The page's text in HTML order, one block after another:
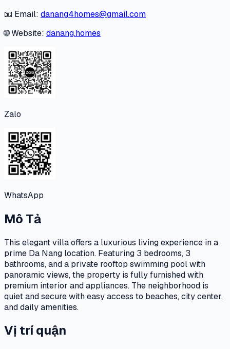
📧 Email: danang4homes@gmail.com
🌐 Website: danang.homes
Zalo
WhatsApp
Mô Tả
This elegant villa offers a luxurious living experience in a
prime Da Nang location. Featuring 3 bedrooms, 3
bathrooms, and a private rooftop swimming pool with
panoramic views, the property is fully furnished with
premium interior and appliances. The neighborhood is
quiet and secure with easy access to beaches, city center,
and daily amenities.
Vị trí quận